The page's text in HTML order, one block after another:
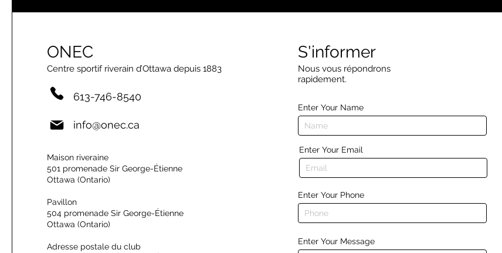
ONEC
Centre sportif riverain d’Ottawa depuis 1883
613-746-8540
info@onec.ca
Maison riveraine
501 promenade Sir George-Étienne
Ottawa (Ontario)
Pavillon
504 promenade Sir George-Étienne
Ottawa (Ontario)
Adresse postale du club
S'informer
Nous vous répondrons
rapidement.
Enter Your Name
Enter Your Email
Enter Your Phone
Enter Your Message